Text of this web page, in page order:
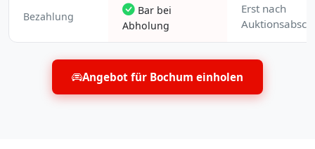
Bezahlung
Bar bei
Abholung
Erst nach
Angebot für Bochum einholen